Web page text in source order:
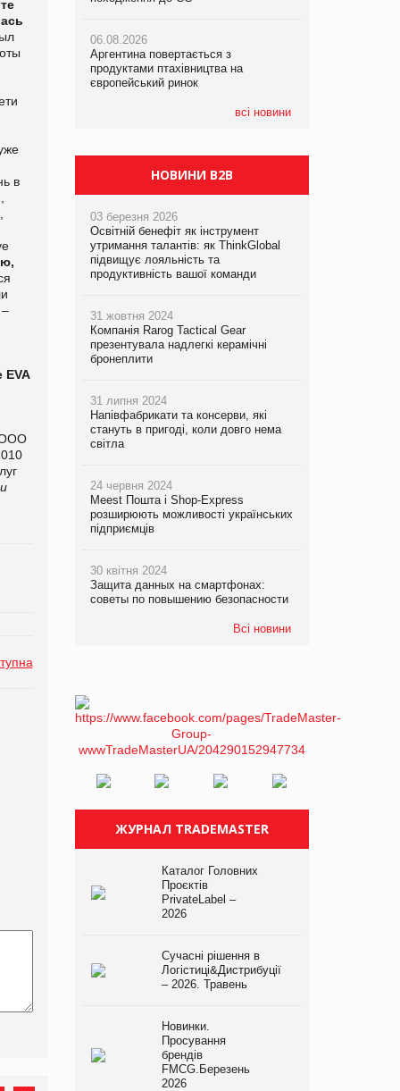
в
–
06.08.2026
Аргентина повертається з
продуктами птахівництва на
європейський ринок
всі новини
06.08.2026
Аргентина повертається з
продуктами птахівництва на
європейський ринок
06.08.2026
Аргентина повертається з
продуктами птахівництва на
європейський ринок
НОВИНИ B2B
03 березня 2026
Освітній бенефіт як інструмент
утримання талантів: як ThinkGlobal
підвищує лояльність та
продуктивність вашої команди
31 жовтня 2024
Компанія Rarog Tactical Gear
презентувала надлегкі керамічні
бронеплити
31 липня 2024
Напівфабрикати та консерви, які
стануть в пригоді, коли довго нема
світла
24 червня 2024
Meest Пошта і Shop-Express
розширюють можливості українських
підприємців
30 квітня 2024
Защита данных на смартфонах:
советы по повышению безопасности
Всі новини
ЖУРНАЛ TRADEMASTER
Каталог Головних
Проєктів
PrivateLabel –
2026
Сучасні рішення в
Логістиці&Дистрибуції
– 2026. Травень
Новинки.
Просування
брендів
FMCG.Березень
2026